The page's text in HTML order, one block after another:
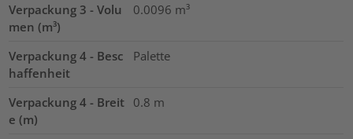
Verpackung 3 - Volu
men (m³)
0.0096 m³
Verpackung 4 - Besc
haffenheit
Palette
Verpackung 4 - Breit
e (m)
0.8 m